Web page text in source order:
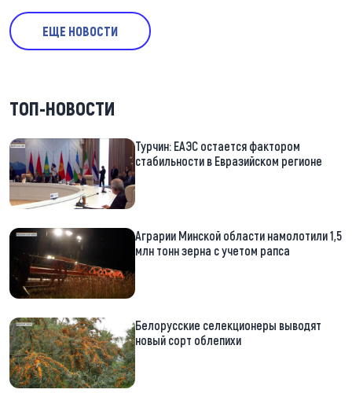
ЕЩЕ НОВОСТИ
ТОП-НОВОСТИ
Турчин: ЕАЭС остается фактором
стабильности в Евразийском регионе
Аграрии Минской области намолотили 1,5
млн тонн зерна с учетом рапса
Белорусские селекционеры выводят
новый сорт облепихи